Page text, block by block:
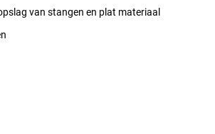
van stangen en plat materiaal